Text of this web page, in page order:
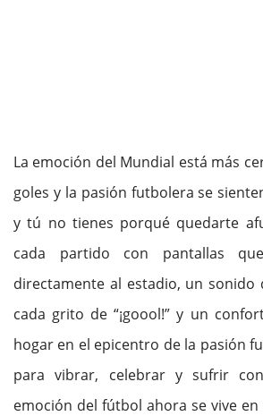
La emoción del Mundial está más
goles y la pasión futbolera se
y tú no tienes porqué quedarte
cada partido con pantallas
directamente al estadio, un sonido
cada grito de “¡goool!” y un
hogar en el epicentro de la pasión
para vibrar, celebrar y sufrir
emoción del fútbol ahora se vive